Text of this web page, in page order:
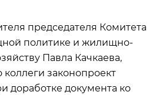
председателя Комитета
политике и жилищно-
Павла Качкаева,
коллеги законопроект
доработке документа ко